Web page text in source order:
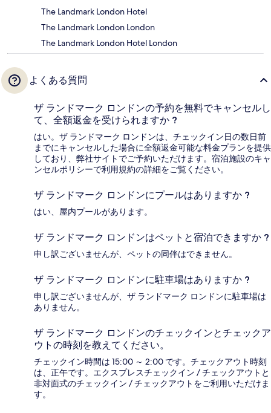
The Landmark London Hotel
The Landmark London London
The Landmark London Hotel London
よくある質問
ザ ランドマーク ロンドンの予約を無料でキャンセルし
て、全額返金を受けられますか ?
はい。ザ ランドマーク ロンドンは、チェックイン日の数日前
までにキャンセルした場合に全額返金可能な料金プランを提供
しており、弊社サイトでご予約いただけます。宿泊施設のキャ
ンセルポリシーで利用規約の詳細をご覧ください。
ザ ランドマーク ロンドンにプールはありますか ?
はい、屋内プールがあります。
ザ ランドマーク ロンドンはペットと宿泊できますか ?
申し訳ございませんが、ペットの同伴はできません。
ザ ランドマーク ロンドンに駐車場はありますか ?
申し訳ございませんが、ザ ランドマーク ロンドンに駐車場は
ありません。
ザ ランドマーク ロンドンのチェックインとチェックア
ウトの時刻を教えてください。
チェックイン時間は 15:00 ～ 2:00 です。チェックアウト時刻
は、正午です。エクスプレスチェックイン / チェックアウトと
非対面式のチェックイン / チェックアウトをご利用いただけま
す。